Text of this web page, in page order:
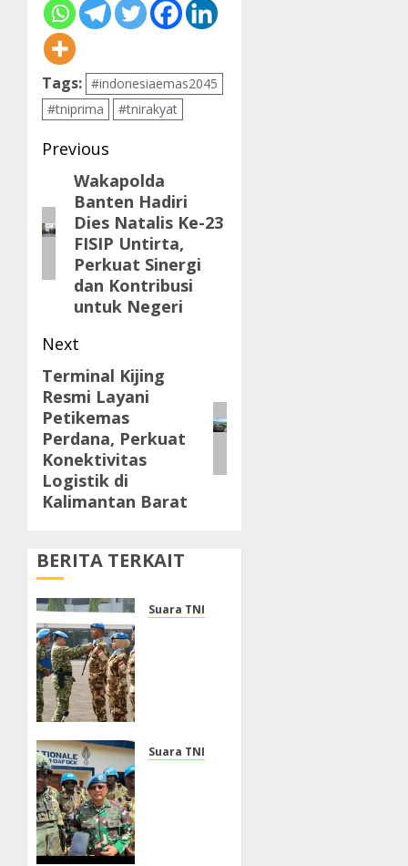
Tags: #indonesiaemas2045
#tniprima
#tnirakyat
Post
navigation
Previous
Previous
post:
Wakapolda
Banten Hadiri
Dies Natalis Ke-23
FISIP Untirta,
Perkuat Sinergi
dan Kontribusi
untuk Negeri
Next
Next
post:
Terminal Kijing
Resmi Layani
Petikemas
Perdana, Perkuat
Konektivitas
Logistik di
Kalimantan Barat
BERITA TERKAIT
Suara TNI
Kontingen
Suara TNI